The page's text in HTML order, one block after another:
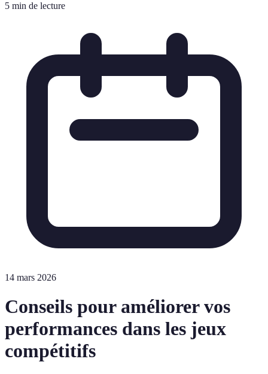
5 min de lecture
14 mars 2026
Conseils pour améliorer vos
performances dans les jeux
compétitifs